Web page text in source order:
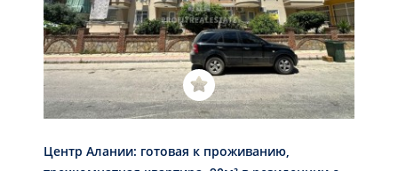
Центр Алании: готовая к проживанию,